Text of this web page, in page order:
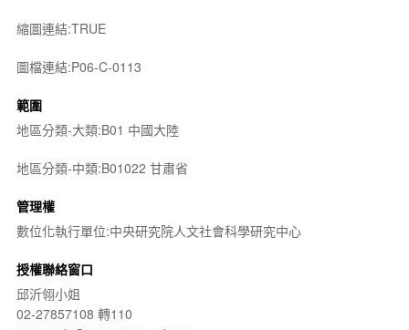
縮圖連結:TRUE
圖檔連結:P06-C-0113
範圍
地區分類-大類:B01 中國大陸
地區分類-中類:B01022 甘肅省
管理權
數位化執行單位:中央研究院人文社會科學研究中心
授權聯絡窗口
邱沂翎小姐
02-27857108 轉110